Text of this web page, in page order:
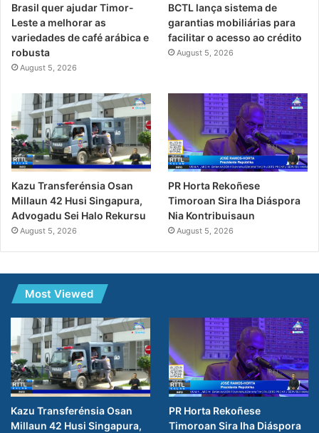
Brasil quer ajudar Timor-
Leste a melhorar as
variedades de café arábica e
robusta
August 5, 2026
BCTL lança sistema de
garantias mobiliárias para
facilitar o acesso ao crédito
August 5, 2026
Kazu Transferénsia Osan
Millaun 42 Husi Singapura,
Advogadu Sei Halo Rekursu
August 5, 2026
PR Horta Rekoñese
Timoroan Sira Iha Diáspora
Nia Kontribuisaun
August 5, 2026
Most Viewed
Kazu Transferénsia Osan
Millaun 42 Husi Singapura,
PR Horta Rekoñese
Timoroan Sira Iha Diáspora